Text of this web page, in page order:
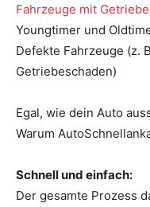
Fahrzeuge mit
Youngtimer und
Defekte Fahrzeuge (z.
Getriebeschaden)
Egal, wie dein Auto
Warum
Schnell und einfach:
Der gesamte Prozess